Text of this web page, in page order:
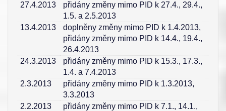
27.4.2013
přidány změny mimo PID k 27.4., 29.4.,
1.5. a 2.5.2013
13.4.2013
doplněny změny mimo PID k 1.4.2013,
přidány změny mimo PID k 14.4., 19.4.,
26.4.2013
24.3.2013
přidány změny mimo PID k 15.3., 17.3.,
1.4. a 7.4.2013
2.3.2013
přidány změny mimo PID k 1.3.2013,
3.3.2013
2.2.2013
přidány změny mimo PID k 7.1., 14.1.,